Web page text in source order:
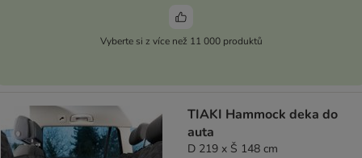
Vyberte si z více než 11 000 produktů
TIAKI Hammock deka do
auta
D 219 x Š 148 cm